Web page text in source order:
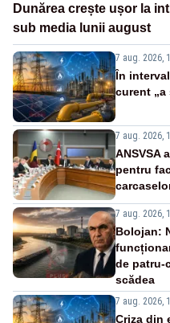
Dunărea crește ușor la
sub media lunii august
7 aug. 2026,
În
curent „a
7 aug. 2026,
ANSVSA
pentru
7 aug. 2026,
Bolojan:
de patru-
scădea
7 aug. 2026,
Criza din